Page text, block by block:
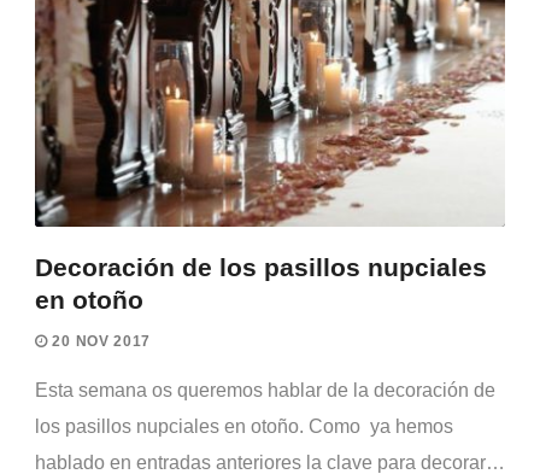
Decoración de los pasillos nupciales
en otoño
20 NOV 2017
Esta semana os queremos hablar de la decoración de
los pasillos nupciales en otoño. Como ya hemos
hablado en entradas anteriores la clave para decorar…